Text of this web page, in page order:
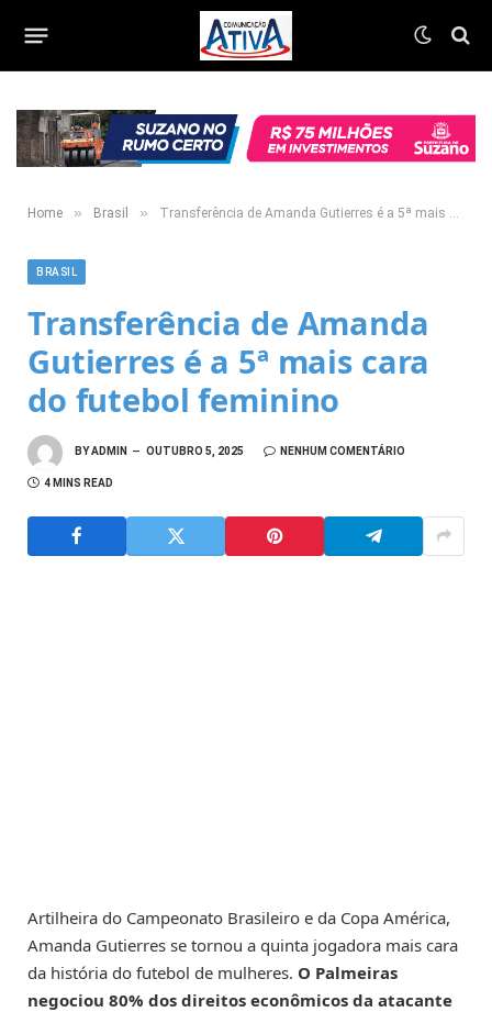
Home » Brasil » Transferência de Amanda Gutierres é a 5ª mais cara do futebol feminino
BRASIL
Transferência de Amanda
Gutierres é a 5ª mais cara
do futebol feminino
BYADMIN OUTUBRO 5, 2025 NENHUM COMENTÁRIO
4 MINS READ
Artilheira do Campeonato Brasileiro e da Copa América,
Amanda Gutierres se tornou a quinta jogadora mais cara
da história do futebol de mulheres. O Palmeiras
negociou 80% dos direitos econômicos da atacante